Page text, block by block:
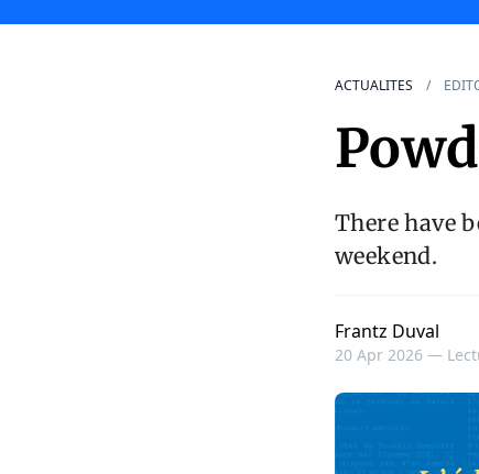
ACTUALITES
There have
weekend.
Frantz Duval
20 Apr 2026 —